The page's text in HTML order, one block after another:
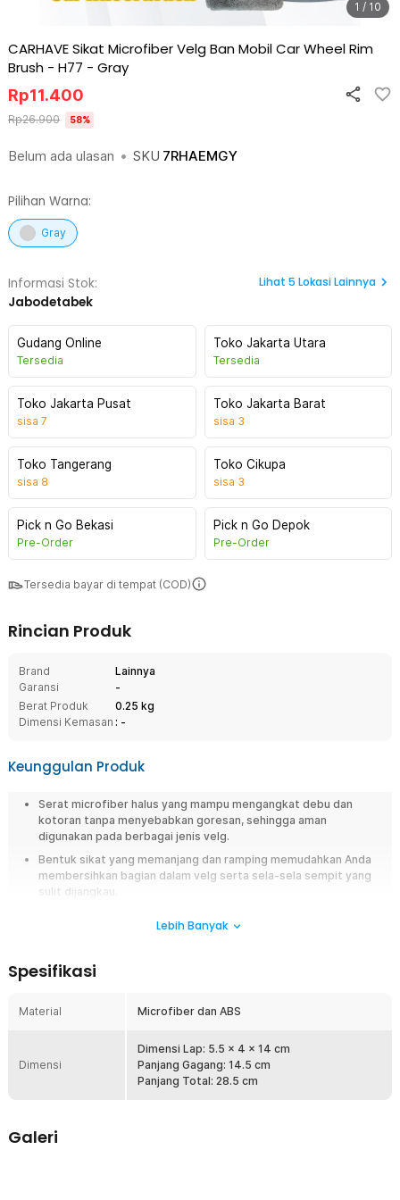
1 / 10
CARHAVE Sikat Microfiber Velg Ban Mobil Car Wheel Rim
Brush - H77 - Gray
Belum ada ulasan • SKU 7RHAEMGY
Rp11.400
Rp26.900 58%
Pilihan Warna:
Gray
Informasi Stok:
Jabodetabek
Lihat 5 Lokasi Lainnya
Gudang Online
Tersedia
Toko Jakarta Utara
Tersedia
Toko Jakarta Pusat
sisa 7
Toko Jakarta Barat
sisa 3
Toko Tangerang
sisa 8
Toko Cikupa
sisa 3
Pick n Go Bekasi
Pre-Order
Pick n Go Depok
Pre-Order
Tersedia bayar di tempat (COD)
Rincian Produk
Brand
Lainnya
Garansi
-
Berat Produk
0.25 kg
Dimensi Kemasan : -
Keunggulan Produk
Serat microfiber halus yang mampu mengangkat debu dan
kotoran tanpa menyebabkan goresan, sehingga aman
digunakan pada berbagai jenis velg.
Bentuk sikat yang memanjang dan ramping memudahkan Anda
membersihkan bagian dalam velg serta sela-sela sempit yang
sulit dijangkau.
beri kontrol maksimal saat digunakan.
detail lain seperti fender atau bagian bawah kendaraan.
Overview
dengan sikat microfiber CARHAVE yang lembut dan efektif. Dirancang
untuk mengangkat debu rem dan kotoran jalan tanpa merusak
permukaan, sikat ini memiliki model pipih yang membantu menjaga
digenggam dan stbail.
Lebih Banyak
Spesifikasi
Material Microfiber dan ABS
Dimensi
Dimensi Lap: 5.5 x 4 x 14 cm
Panjang Gagang: 14.5 cm
Panjang Total: 28.5 cm
Galeri